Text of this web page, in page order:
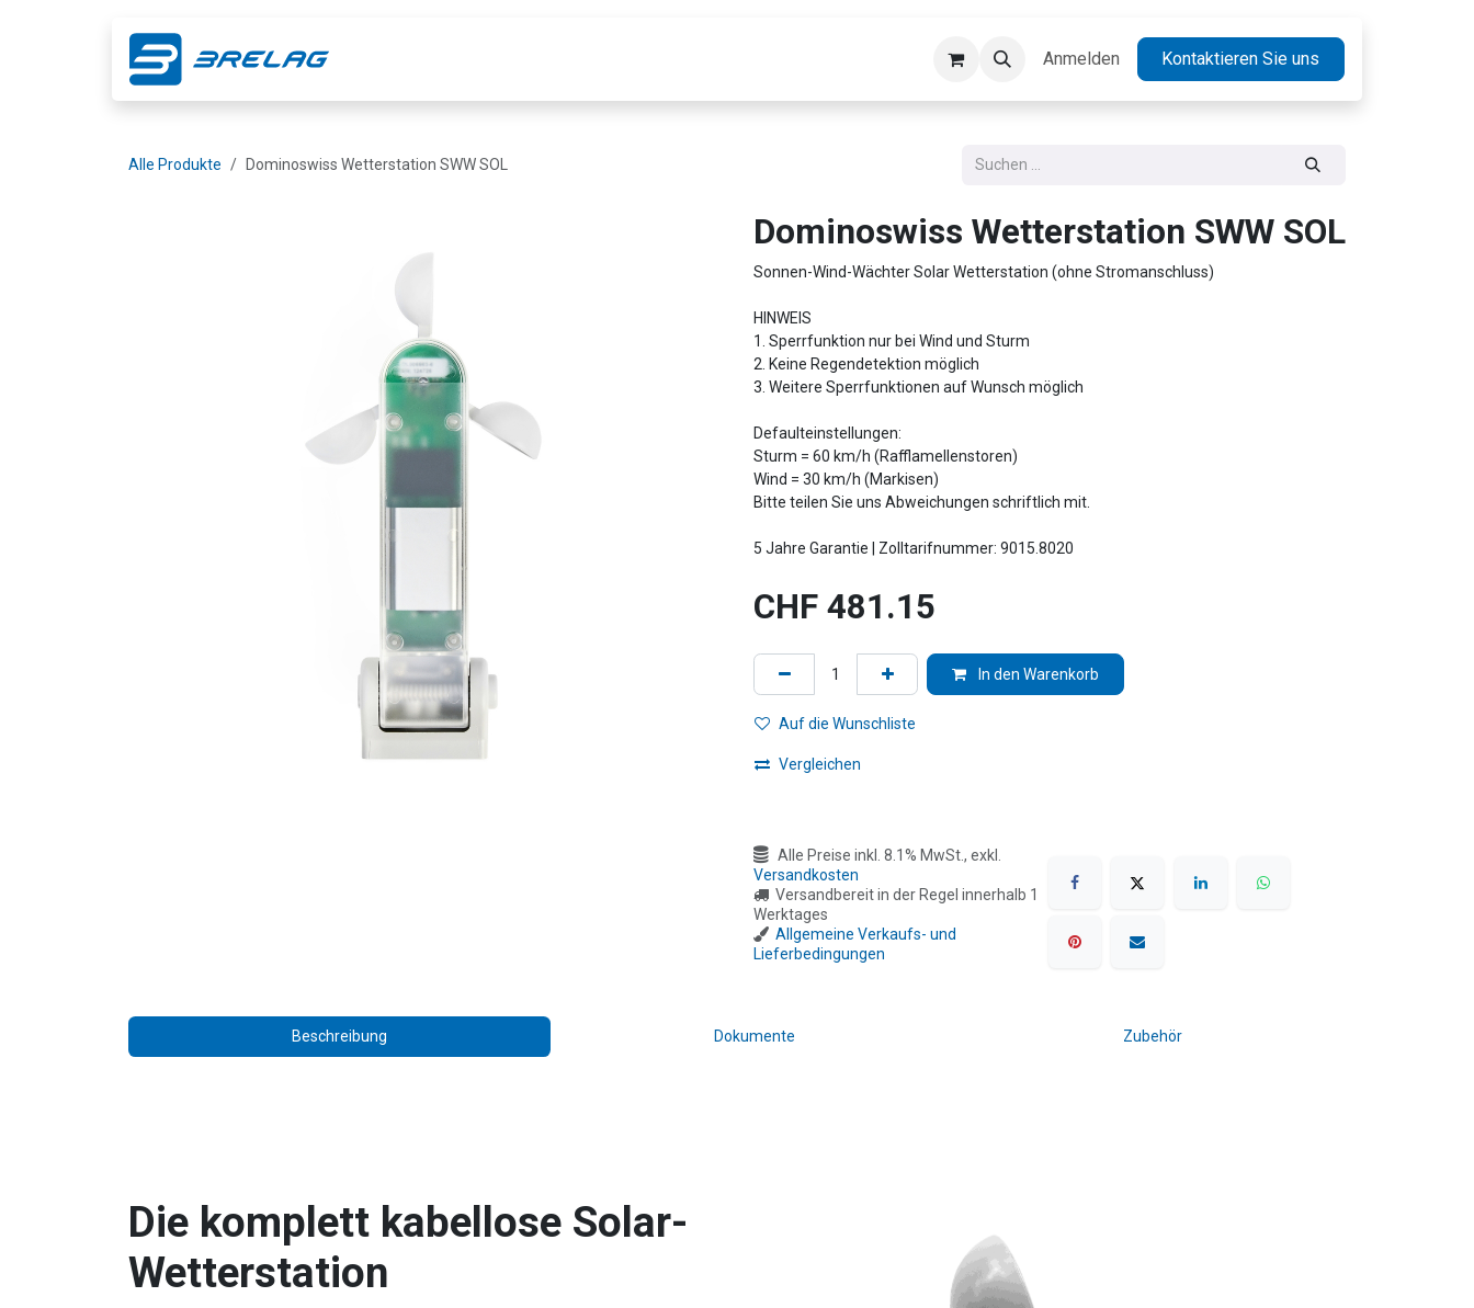
Kontakt Jobs
Anmelden Kontaktieren Sie uns
Alle Produkte Dominoswiss Wetterstation SWW SOL
Dominoswiss Wetterstation SWW SOL
Sonnen-Wind-Wächter Solar Wetterstation (ohne Stromanschluss)
HINWEIS
1. Sperrfunktion nur bei Wind und Sturm
2. Keine Regendetektion möglich
3. Weitere Sperrfunktionen auf Wunsch möglich
Defaulteinstellungen:
Sturm = 60 km/h (Rafflamellenstoren)
Wind = 30 km/h (Markisen)
Bitte teilen Sie uns Abweichungen schriftlich mit.
5 Jahre Garantie | Zolltarifnummer: 9015.8020
CHF 481.15
In den Warenkorb
Auf die Wunschliste
Vergleichen
Alle Preise inkl. 8.1% MwSt., exkl.
Versandkosten
Versandbereit in der Regel innerhalb 1
Werktages
Allgemeine Verkaufs- und
Lieferbedingungen
Beschreibung Dokumente Zubehör
Die komplett kabellose Solar-
Wetterstation